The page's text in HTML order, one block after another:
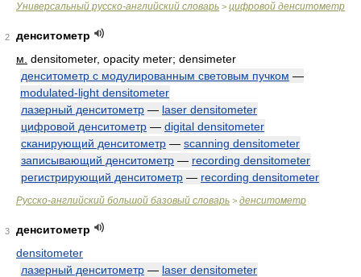
Универсальный русско-английский словарь > цифровой денситометр
2
денситометр
м. densitometer, opacity meter; densimeter
денситометр с модулированным световым пучком —
modulated-light densitometer
лазерный денситометр — laser densitometer
цифровой денситометр — digital densitometer
сканирующий денситометр — scanning densitometer
записывающий денситометр — recording densitometer
регистрирующий денситометр — recording densitometer
Русско-английский большой базовый словарь > денситометр
3
денситометр
densitometer
лазерный денситометр — laser densitometer